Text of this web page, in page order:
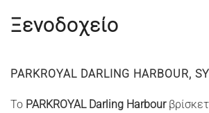
Ξενοδοχείο
PARKROYAL DARLING HARBOUR,
Το PARKROYAL Darling Harbour